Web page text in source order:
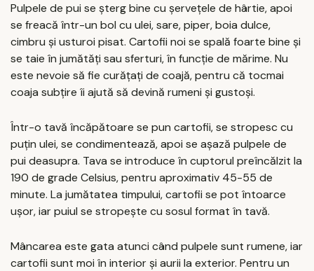
Pulpele de pui se șterg bine cu șervețele de hârtie, apoi
se freacă într-un bol cu ulei, sare, piper, boia dulce,
cimbru și usturoi pisat. Cartofii noi se spală foarte bine și
se taie în jumătăți sau sferturi, în funcție de mărime. Nu
este nevoie să fie curățați de coajă, pentru că tocmai
coaja subțire îi ajută să devină rumeni și gustoși.
Într-o tavă încăpătoare se pun cartofii, se stropesc cu
puțin ulei, se condimentează, apoi se așază pulpele de
pui deasupra. Tava se introduce în cuptorul preîncălzit la
190 de grade Celsius, pentru aproximativ 45-55 de
minute. La jumătatea timpului, cartofii se pot întoarce
ușor, iar puiul se stropește cu sosul format în tavă.
Mâncarea este gata atunci când pulpele sunt rumene, iar
cartofii sunt moi în interior și aurii la exterior. Pentru un